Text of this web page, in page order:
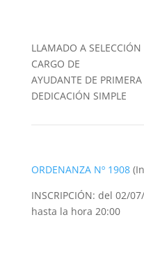
LLAMADO A
CARGO DE
AYUDANTE DE
DEDICACIÓN SIMPLE
ORDENANZA Nº 1908
INSCRIPCIÓN: del 02/
hasta la hora 20:00